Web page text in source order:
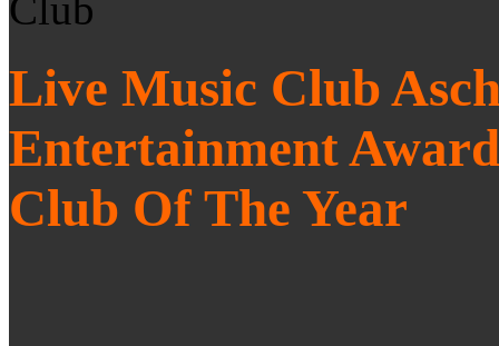
Live Music Club
Entertainment
Club Of The Year